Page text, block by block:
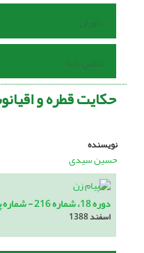
داوران
تماس با ما
حکایت قطره و
نویسنده
حسین سیدی
دوره 18، شماره 216 - شماره پیاپی 216
اسفند 1388